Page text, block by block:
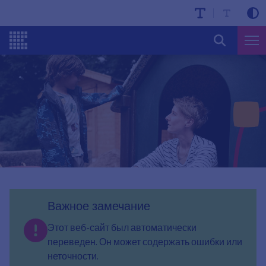
Важное замечание
Этот веб-сайт был автоматически
переведен. Он может содержать ошибки или
неточности.